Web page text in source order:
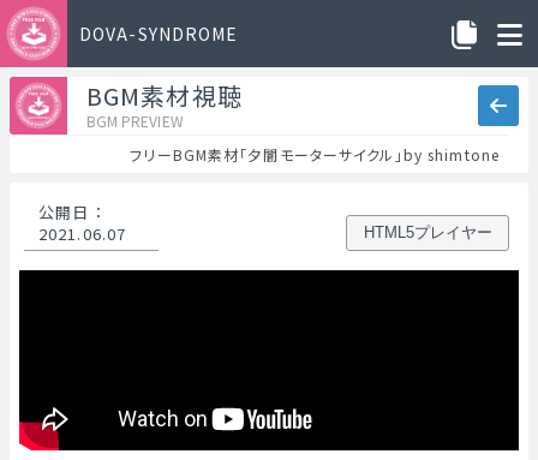
DOVA-SYNDROME
BGM素材視聴
BGM PREVIEW
フリーBGM素材「夕闇モーターサイクル」by shimtone
公開日 ：
2021.06.07
HTML5プレイヤー